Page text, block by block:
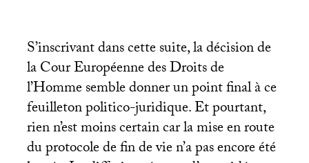
S’inscrivant dans cette suite, la décision de
la Cour Européenne des Droits de
l’Homme semble donner un point final à ce
feuilleton politico-juridique. Et pourtant,
rien n’est moins certain car la mise en route
du protocole de fin de vie n’a pas encore été